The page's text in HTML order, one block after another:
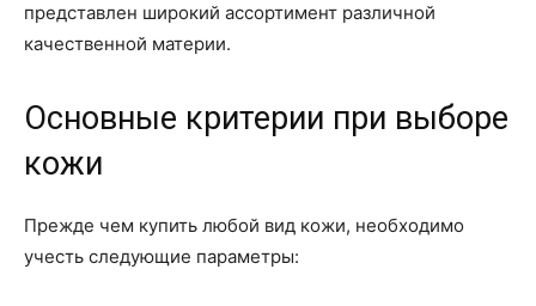
представлен широкий ассортимент различной
качественной материи.
Основные критерии при выборе
кожи
Прежде чем купить любой вид кожи, необходимо
учесть следующие параметры: